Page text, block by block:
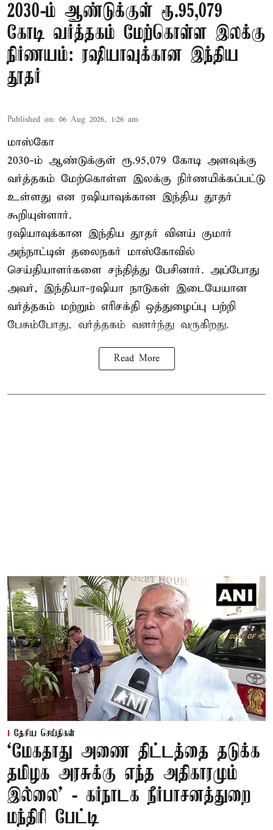
2030-ம் ஆண்டுக்குள் ரூ.95,079
கோடி வர்த்தகம் மேற்கொள்ள இலக்கு
நிர்ணயம்: ரஷியாவுக்கான இந்திய
தூதர்
Published on: 06 Aug 2026, 1:26 am
மாஸ்கோ
2030-ம் ஆண்டுக்குள் ரூ.95,079 கோடி அளவுக்கு
வர்த்தகம் மேற்கொள்ள இலக்கு நிர்ணயிக்கப்பட்டு
உள்ளது என ரஷியாவுக்கான இந்திய தூதர்
கூறியுள்ளார்.
ரஷியாவுக்கான இந்திய தூதர் வினய் குமார்
அந்நாட்டின் தலைநகர் மாஸ்கோவில்
செய்தியாளர்களை சந்தித்து பேசினார். அப்போது
அவர், இந்தியா-ரஷியா நாடுகள் இடையேயான
வர்த்தகம் மற்றும் எரிசக்தி ஒத்துழைப்பு பற்றி
பேசும்போது, வர்த்தகம் வளர்ந்து வருகிறது.
Read More
தேசிய செய்திகள்
‘மேகதாது அணை திட்டத்தை தடுக்க
தமிழக அரசுக்கு எந்த அதிகாரமும்
இல்லை’ - கர்நாடக நீர்பாசனத்துறை
மந்திரி பேட்டி